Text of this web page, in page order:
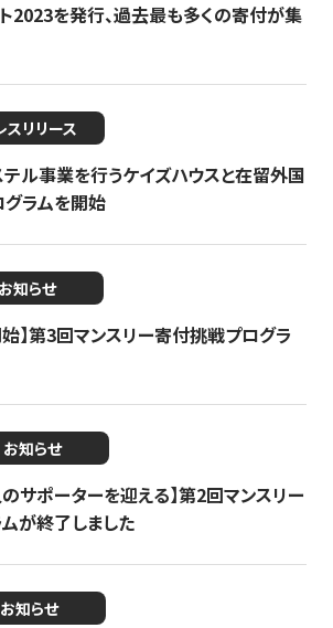
2023を発行、過去最も多くの寄付が集
スリリース
ル事業を行うケイズハウスと在留外国
ラムを開始
お知らせ
】第3回マンスリー寄付挑戦プログラ
お知らせ
サポーターを迎える】第2回マンスリー
が終了しました
お知らせ